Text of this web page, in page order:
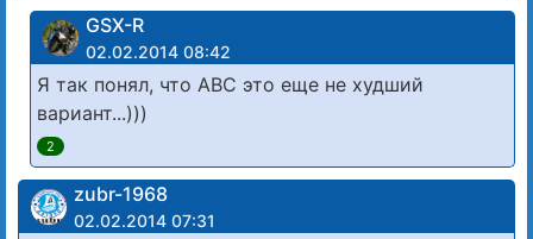
GSX-R
02.02.2014 08:42
Я так понял, что АВС это еще не худший
вариант...)))
2
zubr-1968
02.02.2014 07:31